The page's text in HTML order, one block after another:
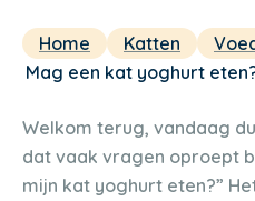
Home Katten
Mag een kat yoghurt
Welkom terug, vandaag
dat vaak vragen oproept
mijn kat yoghurt eten?”